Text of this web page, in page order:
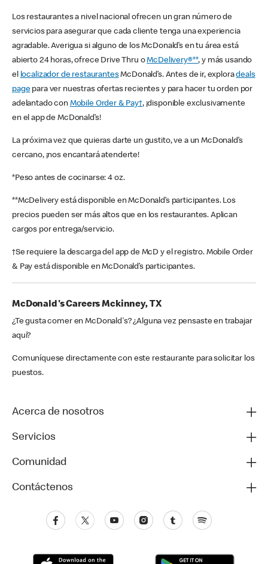
Los restaurantes a nivel nacional ofrecen un gran número de
servicios para asegurar que cada cliente tenga una experiencia
agradable. Averigua si alguno de los McDonald’s en tu área está
abierto 24 horas, ofrece Drive Thru oMcDelivery®**, y más usando
el localizador de restaurantesMcDonald’s. Antes de ir, exploradeals
pagepara ver nuestras ofertas recientes y para hacer tu orden por
adelantado con Mobile Order & Pay†, ¡disponible exclusivamente
en el app de McDonald’s!
La próxima vez que quieras darte un gustito, ve a un McDonald’s
cercano, ¡nos encantará atenderte!
*Peso antes de cocinarse: 4 oz.
**McDelivery está disponible en McDonald’s participantes. Los
precios pueden ser más altos que en los restaurantes. Aplican
cargos por entrega/servicio.
†Se requiere la descarga del app de McD y el registro. Mobile Order
& Pay está disponible en McDonald’s participantes.
McDonald's Careers Mckinney, TX
¿Te gusta comer en McDonald's? ¿Alguna vez pensaste en trabajar
aquí?
Comuníquese directamente con este restaurante para solicitar los
puestos.
Acerca de nosotros
Servicios
Comunidad
Contáctenos